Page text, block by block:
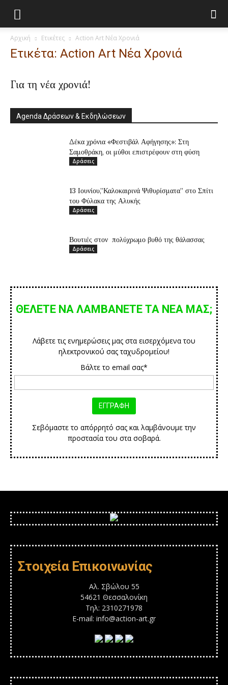
Αρχική Ετικέτες Αction Art Nέα Χρονιά
Ετικέτα: Αction Art Nέα Χρονιά
Για τη νέα χρονιά!
Agenda Δράσεων & Εκδηλώσεων
Δέκα χρόνια «Φεστιβάλ Αφήγησης»: Στη
Σαμοθράκη, οι μύθοι επιστρέφουν στη φύση
Δράσεις
13 Ιουνίου,”Καλοκαιρινά Ψιθυρίσματα” στο Σπίτι
του Φύλακα της Αλυκής
Δράσεις
Βουτιές στον πολύχρωμο βυθό της θάλασσας
Δράσεις
ΘΕΛΕΤΕ ΝΑ ΛΑΜΒΑΝΕΤΕ ΤΑ ΝΕΑ ΜΑΣ;
Λάβετε τις ενημερώσεις μας στα εισερχόμενα του
ηλεκτρονικού σας ταχυδρομείου!
Βάλτε το email σας*
Σεβόμαστε το απόρρητό σας και λαμβάνουμε την
προστασία του στα σοβαρά.
Στοιχεία Επικοινωνίας
Αλ. Σβώλου 55
54621 Θεσσαλονίκη
Τηλ: 2310271978
E-mail: info@action-art.gr